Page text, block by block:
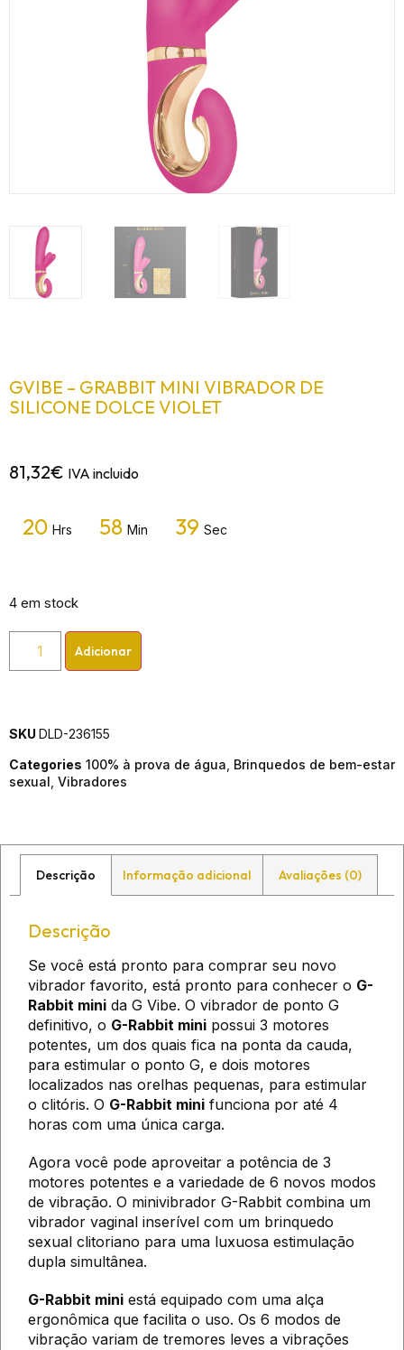
GVIBE – GRABBIT MINI VIBRADOR DE
SILICONE DOLCE VIOLET
81,32€ IVA incluido
20 Hrs 58 Min 39 Sec
4 em stock
Adicionar
SKU DLD-236155
Categories 100% à prova de água Brinquedos de bem-estar
sexual Vibradores
Descrição Informação adicional Avaliações (0)
Descrição
Se você está pronto para comprar seu novo
vibrador favorito, está pronto para conhecer o G-
Rabbit mini da G Vibe. O vibrador de ponto G
definitivo, o G-Rabbit mini possui 3 motores
potentes, um dos quais fica na ponta da cauda,
para estimular o ponto G, e dois motores
localizados nas orelhas pequenas, para estimular
o clitóris. O G-Rabbit mini funciona por até 4
horas com uma única carga.
Agora você pode aproveitar a potência de 3
motores potentes e a variedade de 6 novos modos
de vibração. O minivibrador G-Rabbit combina um
vibrador vaginal inserível com um brinquedo
sexual clitoriano para uma luxuosa estimulação
dupla simultânea.
G-Rabbit mini está equipado com uma alça
ergonômica que facilita o uso. Os 6 modos de
vibração variam de tremores leves a vibrações